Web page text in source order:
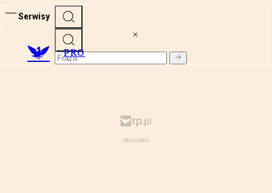
Serwisy
PRO